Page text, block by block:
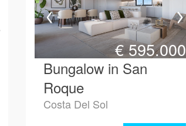
€ 595.000
Bungalow in San
Roque
Costa Del Sol